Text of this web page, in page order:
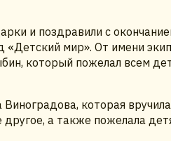
и поздравили с
мир». От имени
который пожелал всем
которая
а также пожелала